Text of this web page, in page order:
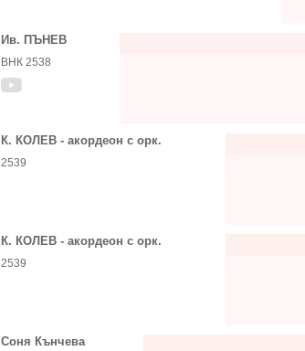
Ив. ПЪНЕВ
ВНК 2538
К. КОЛЕВ - акордеон с орк.
2539
К. КОЛЕВ - акордеон с орк.
2539
Соня Кънчева